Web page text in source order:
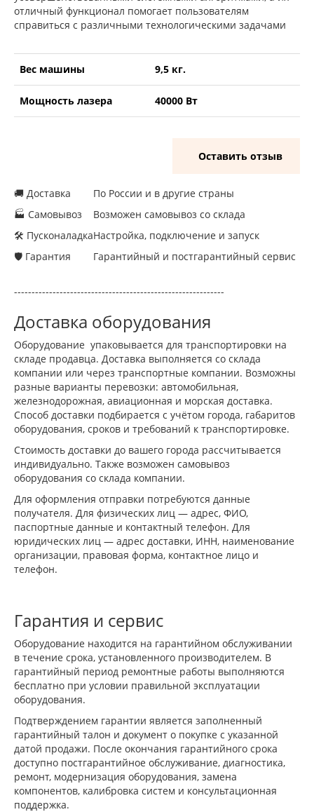
отличный функционал помогает пользователям
справиться с различными технологическими задачами
Вес машины 9,5 кг.
Мощность лазера 40000 Вт
Оставить отзыв
🚚 Доставка
🏭 Самовывоз
🛠 Пусконаладка
🛡 Гарантия
По России и в другие страны
Возможен самовывоз со склада
Настройка, подключение и запуск
Гарантийный и постгарантийный сервис
------------------------------------------------------------
Доставка оборудования
Оборудование упаковывается для транспортировки на
складе продавца. Доставка выполняется со склада
компании или через транспортные компании. Возможны
разные варианты перевозки: автомобильная,
железнодорожная, авиационная и морская доставка.
Способ доставки подбирается с учётом города, габаритов
оборудования, сроков и требований к транспортировке.
Стоимость доставки до вашего города рассчитывается
индивидуально. Также возможен самовывоз
оборудования со склада компании.
Для оформления отправки потребуются данные
получателя. Для физических лиц — адрес, ФИО,
паспортные данные и контактный телефон. Для
юридических лиц — адрес доставки, ИНН, наименование
организации, правовая форма, контактное лицо и
телефон.
Гарантия и сервис
Оборудование находится на гарантийном обслуживании
в течение срока, установленного производителем. В
гарантийный период ремонтные работы выполняются
бесплатно при условии правильной эксплуатации
оборудования.
Подтверждением гарантии является заполненный
гарантийный талон и документ о покупке с указанной
датой продажи. После окончания гарантийного срока
доступно постгарантийное обслуживание, диагностика,
ремонт, модернизация оборудования, замена
компонентов, калибровка систем и консультационная
поддержка.